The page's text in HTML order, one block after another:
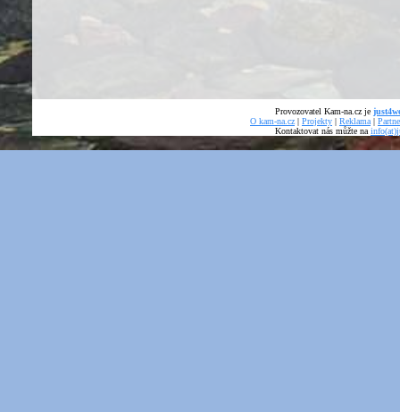
Provozovatel Kam-na.cz je
O kam-na.cz | Projekty | Reklama |
Kontaktovat nás můžte na